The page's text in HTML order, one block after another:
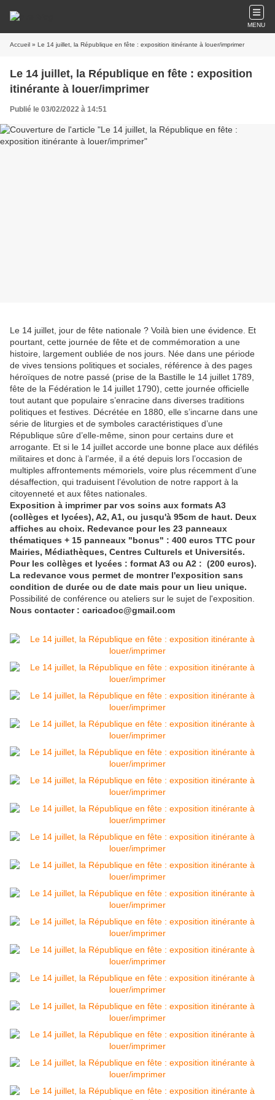
MENU
Accueil » Le 14 juillet, la République en fête : exposition itinérante à louer/imprimer
Le 14 juillet, la République en fête : exposition
itinérante à louer/imprimer
Publié le 03/02/2022 à 14:51
Le 14 juillet, jour de fête nationale ? Voilà bien une évidence. Et
pourtant, cette journée de fête et de commémoration a une
histoire, largement oubliée de nos jours. Née dans une période
de vives tensions politiques et sociales, référence à des pages
héroïques de notre passé (prise de la Bastille le 14 juillet 1789,
fête de la Fédération le 14 juillet 1790), cette journée officielle
tout autant que populaire s’enracine dans diverses traditions
politiques et festives. Décrétée en 1880, elle s’incarne dans une
série de liturgies et de symboles caractéristiques d’une
République sûre d’elle-même, sinon pour certains dure et
arrogante. Et si le 14 juillet accorde une bonne place aux défilés
militaires et donc à l’armée, il a été depuis lors l’occasion de
multiples affrontements mémoriels, voire plus récemment d’une
désaffection, qui traduisent l’évolution de notre rapport à la
citoyenneté et aux fêtes nationales.
Exposition à imprimer par vos soins aux formats A3
(collèges et lycées), A2, A1, ou jusqu'à 95cm de haut. Deux
affiches au choix. Redevance pour les 23 panneaux
thématiques + 15 panneaux "bonus" : 400 euros TTC pour
Mairies, Médiathèques, Centres Culturels et Universités.
Pour les collèges et lycées : format A3 ou A2 : (200 euros).
La redevance vous permet de montrer l'exposition sans
condition de durée ou de date mais pour un lieu unique.
Possibilité de conférence ou ateliers sur le sujet de l'exposition.
Nous contacter : caricadoc@gmail.com